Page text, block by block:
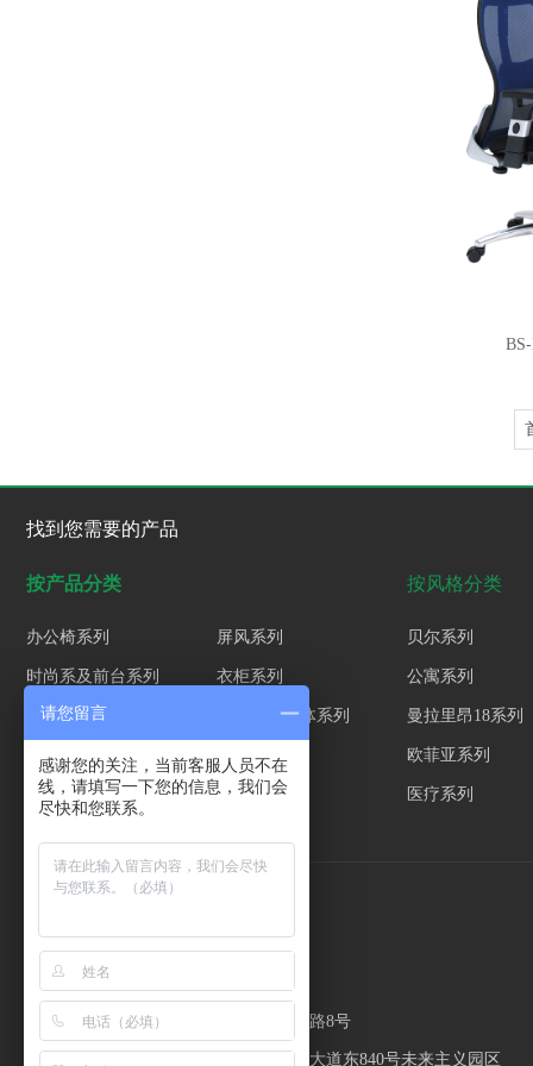
找到您需要的产品
按产品分类
办公椅系列 屏风系列
时尚系及前台系列 衣柜系列
钢制品系列 沙发茶几软体系列
新中式班台
按风格分类
贝尔系列
公寓系列
曼拉里昂18系列
欧菲亚系列
医疗系列
企业名称：广州钦点家具有限公司
广州合作生产基地：广州市花都区爱民路8号
佛山合作生产基地：佛山市高明区高明大道东840号未来主义园区
请您留言
感谢您的关注，当前客服人员不在
线，请填写一下您的信息，我们会
尽快和您联系。